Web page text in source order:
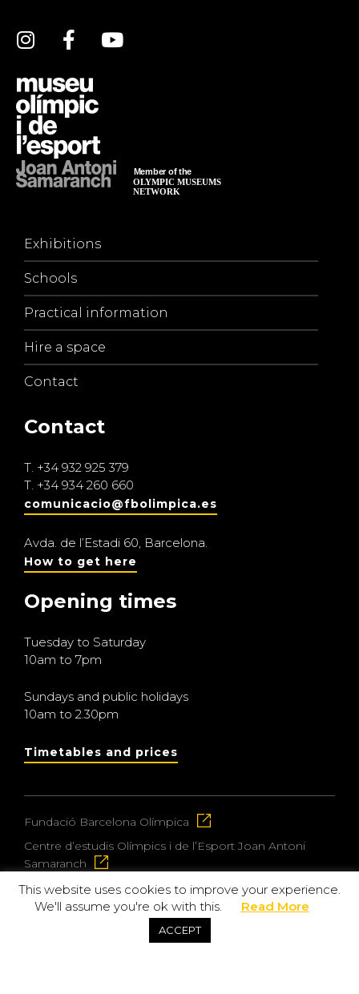
Exhibitions
Schools
Practical information
Hire a space
Contact
Contact
T. +34 932 925 379
T. +34 934 260 660
comunicacio@fbolimpica.es
Avda. de l’Estadi 60, Barcelona.
How to get here
Opening times
Tuesday to Saturday
10am to 7pm
Sundays and public holidays
10am to 2.30pm
Timetables and prices
Fundació Barcelona Olímpica
Centre d’estudis Olímpics i de l’Esport Joan Antoni
Samaranch
© 2026 Museu Olímpic i de l’Esport Joan Antoni
This website uses cookies to improve your experience.
We'll assume you're ok with this.
Read More
ACCEPT